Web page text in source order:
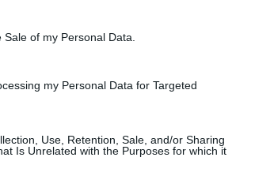
of my Personal Data.
my Personal Data for Targeted
Use, Retention, Sale, and/or Sharing
Is Unrelated with the Purposes for which it